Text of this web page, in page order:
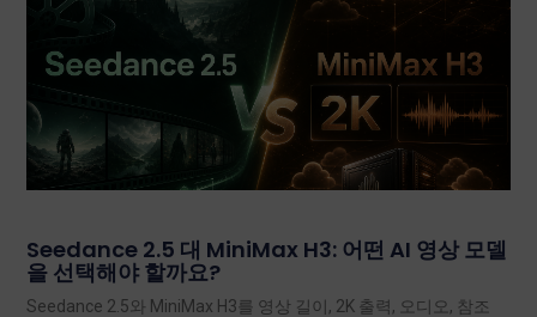
Seedance 2.5 대 MiniMax H3: 어떤 AI 영상 모델
을 선택해야 할까요?
Seedance 2.5와 MiniMax H3를 영상 길이, 2K 출력, 오디오, 참조